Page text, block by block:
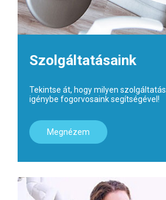
Szolgáltatásaink
Tekintse át, hogy milyen
igénybe fogorvosaink segítségével!
Megnézem